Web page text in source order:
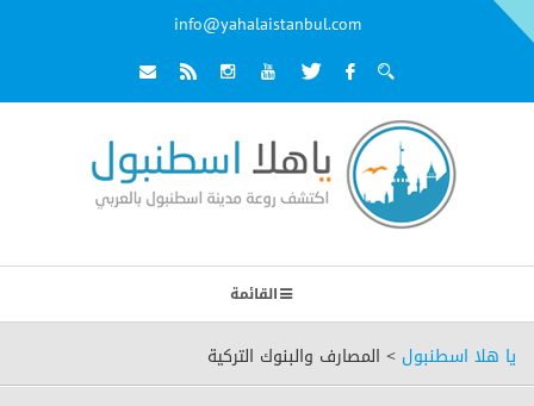
info@yahalaistanbul.com
القائمة
يا هلا اسطنبول > المصارف والبنوك التركية